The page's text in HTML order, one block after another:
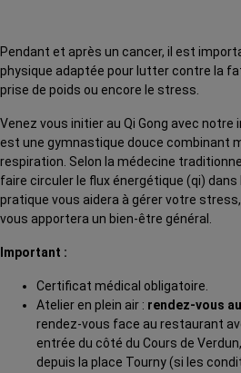
Pendant et après un cancer, il est
physique adaptée pour lutter contre la
prise de poids ou encore le stress.
Venez vous initier au Qi Gong avec notre
est une gymnastique douce combinant
respiration. Selon la médecine
faire circuler le flux énergétique (qi) dans
pratique vous aidera à gérer votre
vous apportera un bien-être général.
Important :
Certificat médical obligatoire.
Atelier en plein air : rendez-vous
rendez-vous face au restaurant
entrée du côté du Cours de
depuis la place Tourny (si les